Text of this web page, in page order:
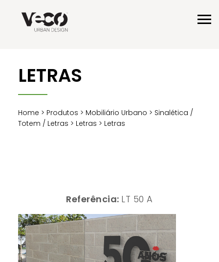
LETRAS
Home > Produtos > Mobiliário Urbano > Sinalética /
Totem / Letras > Letras > Letras
Referência: LT 50 A